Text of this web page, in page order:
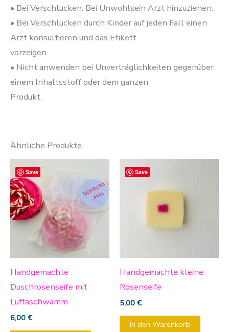
• Bei Verschlucken: Bei Unwohlsein Arzt hinzuziehen.
• Bei Verschlucken durch Kinder auf jeden Fall einen
Arzt konsultieren und das Etikett
vorzeigen.
• Nicht anwenden bei Unverträglichkeiten gegenüber
einem Inhaltsstoff oder dem ganzen
Produkt.
Ähnliche Produkte
Save
Handgemachte
Duschrosenseife mit
Luffaschwamm
6,00 €
Save
Handgemachte kleine
Rosenseife
5,00 €
In den Warenkorb